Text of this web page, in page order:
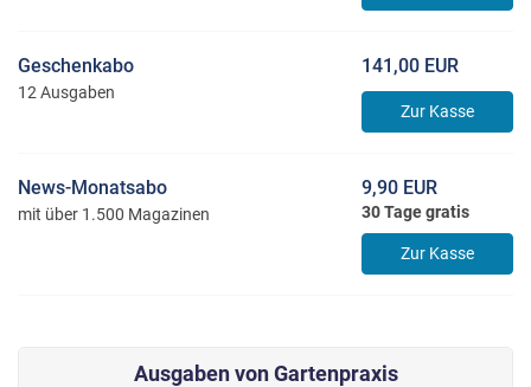
Geschenkabo
12 Ausgaben
141,00 EUR
Zur Kasse
News-Monatsabo
mit über 1.500 Magazinen
9,90 EUR
30 Tage gratis
Zur Kasse
Ausgaben von Gartenpraxis